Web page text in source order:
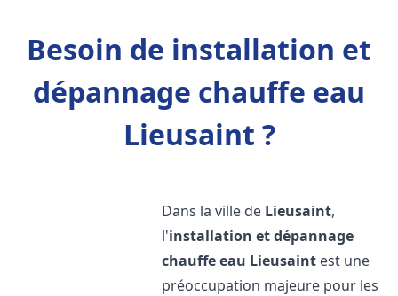
Besoin de installation et
dépannage chauffe eau
Lieusaint ?
Dans la ville de Lieusaint,
l'installation et dépannage
chauffe eau Lieusaint est une
préoccupation majeure pour les